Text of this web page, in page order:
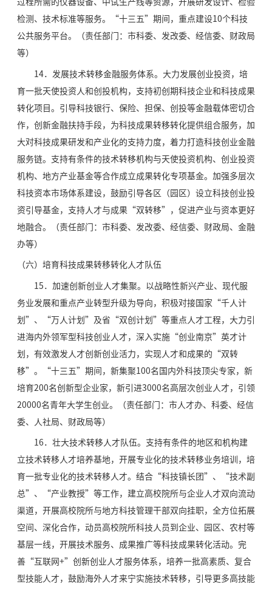
过程所需的仪器设备、中试生产线等资源，开展研发设计、检验
检测、技术标准等服务。“十三五”期间，重点建设10个科技
公共服务平台。（责任部门：市科委、发改委、经信委、财政局
等）
14．发展技术转移金融服务体系。大力发展创业投资，培
育一批天使投资人和创投机构，支持初创期科技企业和科技成果
转化项目。引导科技银行、保险、担保、创投等金融载体密切合
作，创新金融扶持手段，为科技成果转移转化提供组合服务，加
大对科技成果研发和产业化的支持力度，着力打造科技创业金融
服务链。支持有条件的技术转移机构与天使投资机构、创业投资
机构、地方产业基金等合作成立成果转化专项基金。加强多层次
科技资本市场体系建设，鼓励引导各区（园区）设立科技创业投
资引导基金，支持人才与成果“双转移”，促进产业与资本更好
地融合。（责任部门：市科委、发改委、经信委、财政局、金融
办等）
（六）培育科技成果转移转化人才队伍
15．加速创新创业人才集聚。以战略性新兴产业、现代服
务业发展和重点产业转型升级为导向，积极对接国家“千人计
划”、“万人计划”及省“双创计划”等重点人才工程，大力引
进海内外领军型科技创业人才，深入实施“创业南京”英才计
划，有效激发人才创新创业活力，实现人才和成果的“双转
移”。“十三五”期间，新集聚100名国内外科技顶尖专家，新
培育200名创新型企业家，新引进3000名高层次创业人才，引领
20000名青年大学生创业。（责任部门：市人才办、科委、经信
委、人社局、财政局等）
16．壮大技术转移人才队伍。支持有条件的地区和机构建
立技术转移人才培养基地，开展专业化的技术转移业务培训，培
育一批专业化的技术转移人才。结合“科技镇长团”、“技术副
总”、“产业教授”等工作，建立高校院所与企业人才双向流动
渠道，开展高校院所与地方科技管理干部双向挂职，全方位拓展
空间、深化合作，动员高校院所科技人员到企业、园区、农村等
基层一线，开展技术服务、成果推广等科技成果转化活动。完
善“互联网+”创新创业人才服务体系，培养一批高素质、复合
型技能人才，鼓励海外人才来宁实施技术转移，引导更多高技能